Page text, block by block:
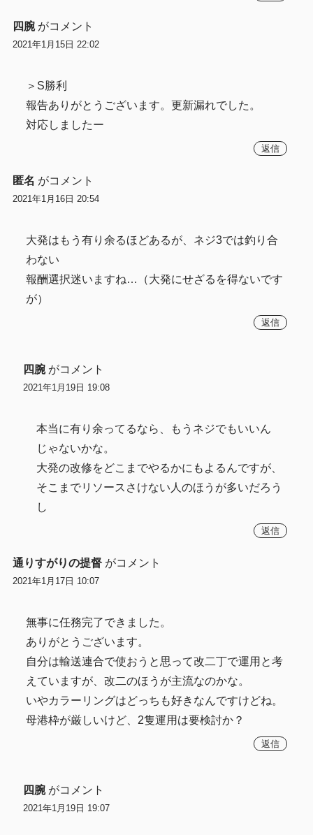
四腕 がコメント
2021年1月15日 22:02
＞S勝利
報告ありがとうございます。更新漏れでした。
対応しましたー
返信
匿名 がコメント
2021年1月16日 20:54
大発はもう有り余るほどあるが、ネジ3では釣り合
わない
報酬選択迷いますね…（大発にせざるを得ないです
が）
返信
四腕 がコメント
2021年1月19日 19:08
本当に有り余ってるなら、もうネジでもいいん
じゃないかな。
大発の改修をどこまでやるかにもよるんですが、
そこまでリソースさけない人のほうが多いだろう
し
返信
通りすがりの提督 がコメント
2021年1月17日 10:07
無事に任務完了できました。
ありがとうございます。
自分は輸送連合で使おうと思って改二丁で運用と考
えていますが、改二のほうが主流なのかな。
いやカラーリングはどっちも好きなんですけどね。
母港枠が厳しいけど、2隻運用は要検討か？
返信
四腕 がコメント
2021年1月19日 19:07